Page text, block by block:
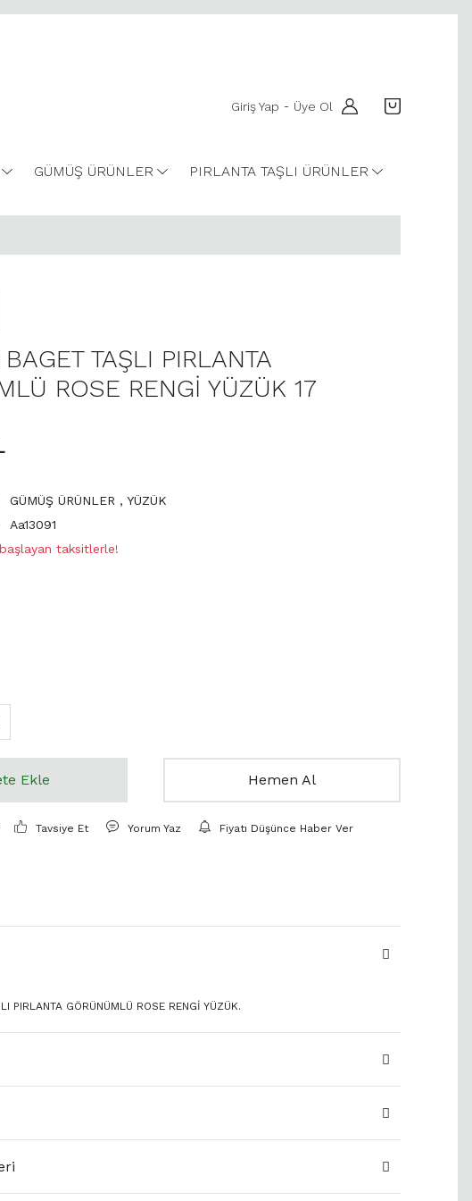
Giriş Yap - Üye Ol
GÜMÜŞ ÜRÜNLER PIRLANTA TAŞLI ÜRÜNLER
TAŞLI PIRLANTA
ROSE RENGİ YÜZÜK 17
GÜMÜŞ ÜRÜNLER ,YÜZÜK
Aa13091
taksitlerle!
Ekle Hemen Al
Tavsiye Et Yorum Yaz Fiyatı Düşünce Haber Ver
PIRLANTA GÖRÜNÜMLÜ ROSE RENGİ YÜZÜK.